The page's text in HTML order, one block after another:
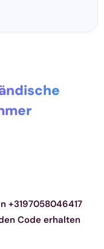
+3197058046417
Code erhalten